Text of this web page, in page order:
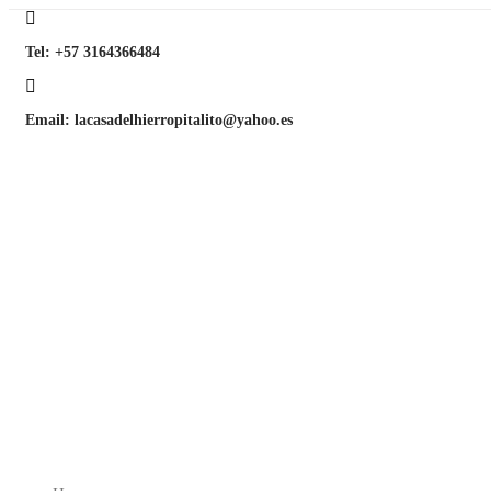
Skip
Skip
primary
navigation
Skip
Tel: +57 3164366484
Email: lacasadelhierropitalito@yahoo.es